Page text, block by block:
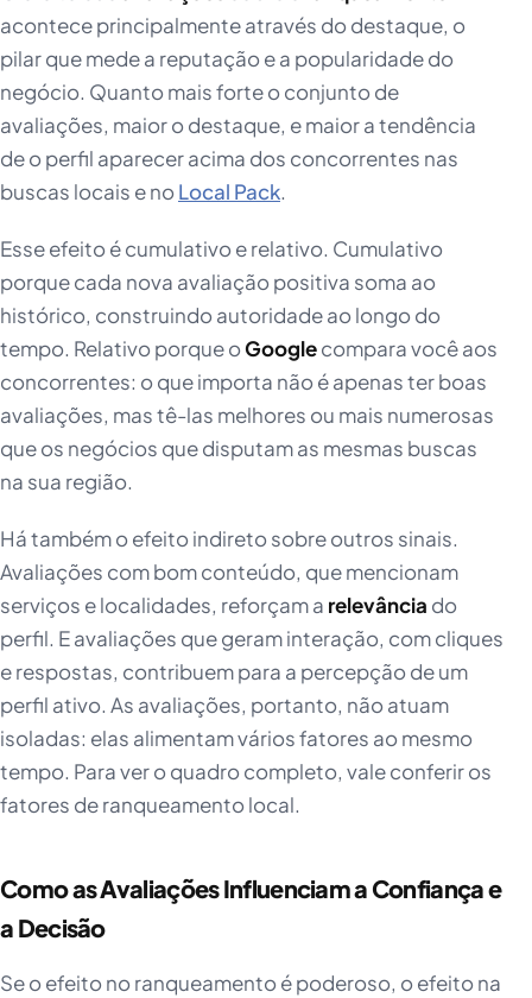
acontece principalmente através do destaque, o
pilar que mede a reputação e a popularidade do
negócio. Quanto mais forte o conjunto de
avaliações, maior o destaque, e maior a tendência
de o perfil aparecer acima dos concorrentes nas
buscas locais e noLocal Pack.
Esse efeito é cumulativo e relativo. Cumulativo
porque cada nova avaliação positiva soma ao
histórico, construindo autoridade ao longo do
tempo. Relativo porque oGooglecompara você aos
concorrentes: o que importa não é apenas ter boas
avaliações, mas tê-las melhores ou mais numerosas
que os negócios que disputam as mesmas buscas
na sua região.
Há também o efeito indireto sobre outros sinais.
Avaliações com bom conteúdo, que mencionam
serviços e localidades, reforçam a relevância do
perfil. E avaliações que geram interação, com cliques
e respostas, contribuem para a percepção de um
perfil ativo. As avaliações, portanto, não atuam
isoladas: elas alimentam vários fatores ao mesmo
tempo. Para ver o quadro completo, vale conferir os
fatores de ranqueamento local.
Como as Avaliações Influenciam a Confiança e
a Decisão
Se o efeito no ranqueamento é poderoso, o efeito na